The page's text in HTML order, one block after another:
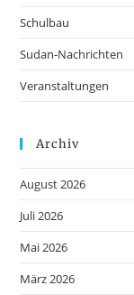
Schulbau
Sudan-Nachrichten
Veranstaltungen
Archiv
August 2026
Juli 2026
Mai 2026
März 2026